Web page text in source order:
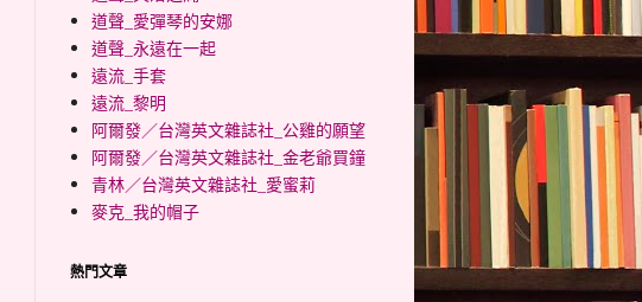
道聲_愛彈琴的安娜
道聲_永遠在一起
遠流_手套
遠流_黎明
阿爾發／台灣英文雜誌社_公雞的願望
阿爾發／台灣英文雜誌社_金老爺買鐘
青林／台灣英文雜誌社_愛蜜莉
麥克_我的帽子
熱門文章